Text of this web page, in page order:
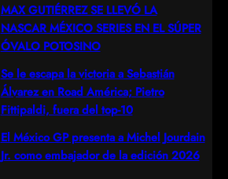
MAX GUTIÉRREZ SE LLEVÓ LA
NASCAR MÉXICO SERIES EN EL SÚPER
ÓVALO POTOSINO
Se le escapa la victoria a Sebastián
Álvarez en Road América; Pietro
Fittipaldi, fuera del top-10
El México GP presenta a Michel Jourdain
Jr. como embajador de la edición 2026